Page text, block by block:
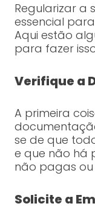
Regularizar a
essencial
Aqui estão
para fazer
Verifique a
A primeira
se de que
e que não há
não pagas
Solicite a